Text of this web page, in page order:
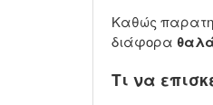
Καθώς
διάφορα
Τι να